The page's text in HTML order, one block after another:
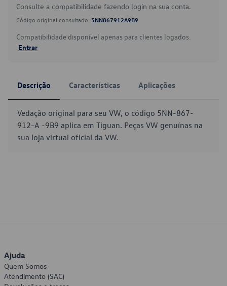
Consulte a compatibilidade fazendo login na sua conta.
Código original consultado: 5NN867912A9B9
Compatibilidade disponível apenas para clientes logados.
Entrar
Descrição Características Aplicações
Vedação original para seu VW, o código 5NN-867-
912-A -9B9 aplica em Tiguan. Peças VW genuínas na
sua loja virtual oficial da VW.
Ajuda
Quem Somos
Atendimento (SAC)